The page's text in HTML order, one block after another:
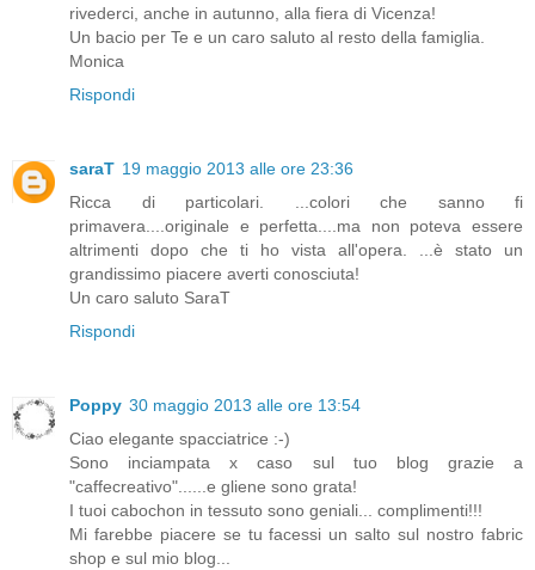
rivederci, anche in autunno, alla fiera di Vicenza!
Un bacio per Te e un caro saluto al resto della famiglia.
Monica
Rispondi
saraT 19 maggio 2013 alle ore 23:36
Ricca di particolari. ...colori che sanno fi
primavera....originale e perfetta....ma non poteva essere
altrimenti dopo che ti ho vista all'opera. ...è stato un
grandissimo piacere averti conosciuta!
Un caro saluto SaraT
Rispondi
Poppy 30 maggio 2013 alle ore 13:54
Ciao elegante spacciatrice :-)
Sono inciampata x caso sul tuo blog grazie a
"caffecreativo"......e gliene sono grata!
I tuoi cabochon in tessuto sono geniali... complimenti!!!
Mi farebbe piacere se tu facessi un salto sul nostro fabric
shop e sul mio blog...